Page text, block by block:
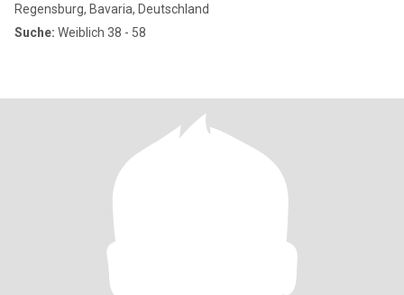
Regensburg, Bavaria, Deutschland
Suche: Weiblich 38 - 58